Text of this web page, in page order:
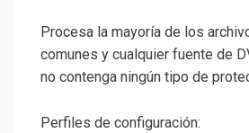
Procesa la mayoría de los
comunes y cualquier fuente de
no contenga ningún tipo de
Perfiles de configuración: